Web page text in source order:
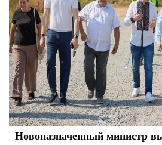
Новоназначенный министр